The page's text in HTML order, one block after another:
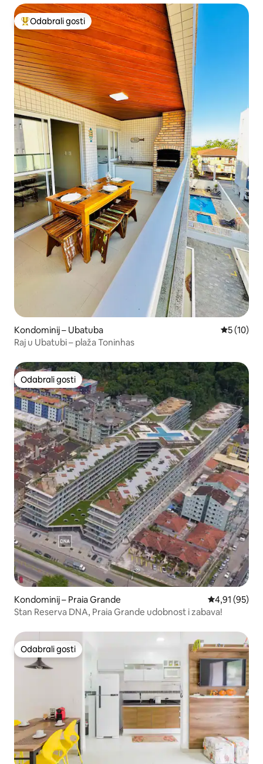
Među najviše rangiranima s oznakom „Odabrali gosti”
Odabrali gosti
Kondominij – Ubatuba Prosječna
5 (10)
Raj u Ubatubi – plaža Toninhas
Odabrali gosti
Odabrali gosti
Kondominij – Praia Grande Prosječna
4,91 (95)
Stan Reserva DNA, Praia Grande udobnost i zabava!
Odabrali gosti
Odabrali gosti